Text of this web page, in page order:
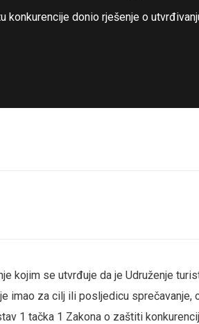
konkurencije donio rješenje o
kojim se utvrđuje da je Udruženje
imao za cilj ili posljedicu sprečavanje,
1 tačka 1 Zakona o zaštiti